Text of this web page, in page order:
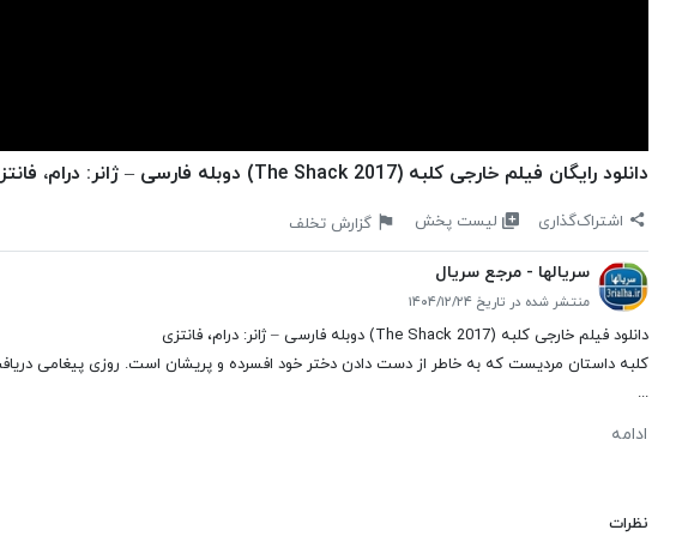
دانلود رایگان فیلم خارجی کلبه (The Shack 2017) دوبله فارسی – ژانر: درام، فانتزی
اشتراک‌گذاری لیست پخش گزارش تخلف
سریالها - مرجع سریال
منتشر شده در تاریخ ۱۴۰۴/۱۲/۲۴
دانلود فیلم خارجی کلبه (The Shack 2017) دوبله فارسی – ژانر: درام، فانتزی
کلبه داستان مردیست که به خاطر از دست دادن دختر خود افسرده و پریشان است. روزی پیغامی
...
ادامه
نظرات